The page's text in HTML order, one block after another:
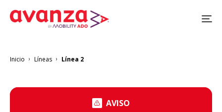
Sobrescribir
ayuda
a
Inicio Líneas Línea 2
AVISO